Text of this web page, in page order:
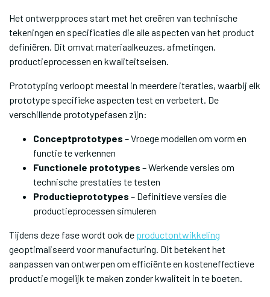
Het ontwerpproces start met het creëren van technische
tekeningen en specificaties die alle aspecten van het product
definiëren. Dit omvat materiaalkeuzes, afmetingen,
productieprocessen en kwaliteitseisen.
Prototyping verloopt meestal in meerdere iteraties, waarbij elk
prototype specifieke aspecten test en verbetert. De
verschillende prototypefasen zijn:
Conceptprototypes – Vroege modellen om vorm en
functie te verkennen
Functionele prototypes – Werkende versies om
technische prestaties te testen
Productieprototypes – Definitieve versies die
productieprocessen simuleren
Tijdens deze fase wordt ook de productontwikkeling
geoptimaliseerd voor manufacturing. Dit betekent het
aanpassen van ontwerpen om efficiënte en kosteneffectieve
productie mogelijk te maken zonder kwaliteit in te boeten.